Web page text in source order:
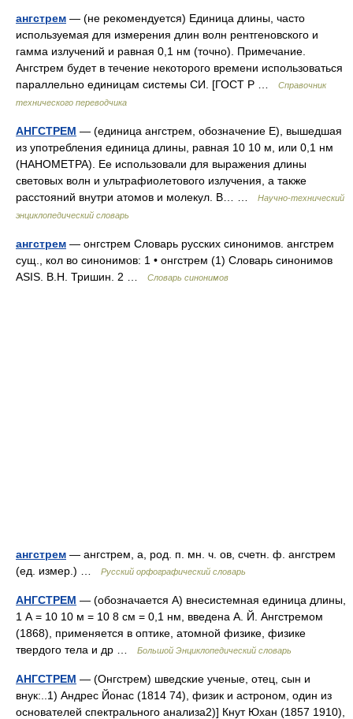
ангстрем — (не рекомендуется) Единица длины, часто
используемая для измерения длин волн рентгеновского и
гамма излучений и равная 0,1 нм (точно). Примечание.
Ангстрем будет в течение некоторого времени использоваться
параллельно единицам системы СИ. [ГОСТ Р …
Справочник
технического переводчика
АНГСТРЕМ — (единица ангстрем, обозначение Е), вышедшая
из употребления единица длины, равная 10 10 м, или 0,1 нм
(НАНОМЕТРА). Ее использовали для выражения длины
световых волн и ультрафиолетового излучения, а также
расстояний внутри атомов и молекул. В… …
Научно-технический
энциклопедический словарь
ангстрем — онгстрем Словарь русских синонимов. ангстрем
сущ., кол во синонимов: 1 • онгстрем (1) Словарь синонимов
ASIS. В.Н. Тришин. 2 …
Словарь синонимов
ангстрем — ангстрем, а, род. п. мн. ч. ов, счетн. ф. ангстрем
(ед. измер.) …
Русский орфографический словарь
АНГСТРЕМ — (обозначается А) внесистемная единица длины,
1 А = 10 10 м = 10 8 см = 0,1 нм, введена А. Й. Ангстремом
(1868), применяется в оптике, атомной физике, физике
твердого тела и др …
Большой Энциклопедический словарь
АНГСТРЕМ — (Онгстрем) шведские ученые, отец, сын и
внук:..1) Андрес Йонас (1814 74), физик и астроном, один из
основателей спектрального анализа2)] Кнут Юхан (1857 1910),